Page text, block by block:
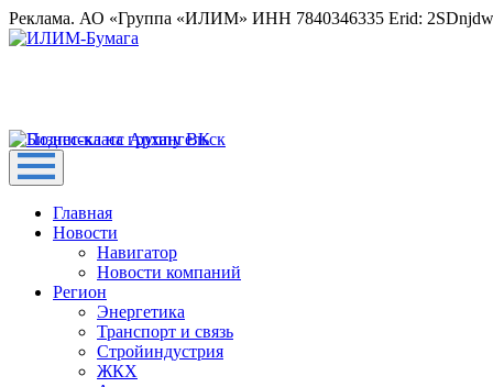
Реклама. АО «Группа «ИЛИМ» ИНН 7840346335 Erid:
Главная
Новости
Навигатор
Новости компаний
Регион
Энергетика
Транспорт и связь
Стройиндустрия
ЖКХ